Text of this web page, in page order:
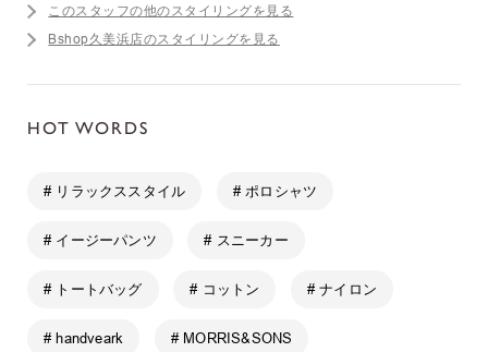
このスタッフの他のスタイリングを見る
Bshop久美浜店のスタイリングを見る
HOT WORDS
# リラックススタイル # ポロシャツ
# イージーパンツ # スニーカー
# トートバッグ # コットン # ナイロン
# handveark # MORRIS&SONS